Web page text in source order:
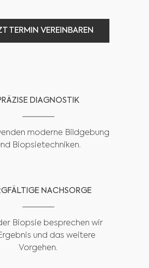
TERMIN VEREINBAREN
DIAGNOSTIK
moderne Bildgebung
Biopsietechniken.
NACHSORGE
Biopsie besprechen wir
und das weitere
Vorgehen.